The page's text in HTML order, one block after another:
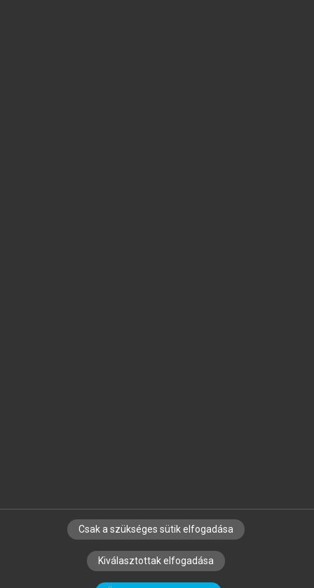
SZERZŐKNEK CÉGEKNEK KÖNYVTÁROSOKNAK
SZERKESZTÉSI ÉS LEKTORÁLÁSI ALAPELVEK
Csak a szükséges sütik elfogadása
Kiválasztottak elfogadása